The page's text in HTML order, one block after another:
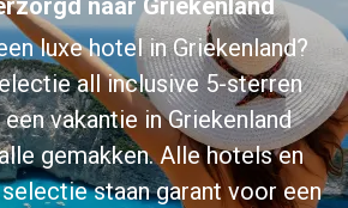
naar Griekenland
luxe hotel in Griekenland?
all inclusive 5-sterren
vakantie in Griekenland
gemakken. Alle hotels en
staan garant voor een